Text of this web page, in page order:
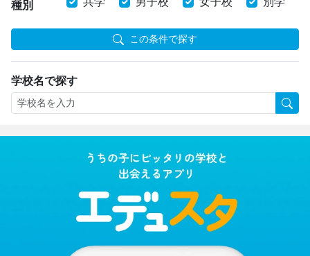
種別
この条件で探す
学校名で探す